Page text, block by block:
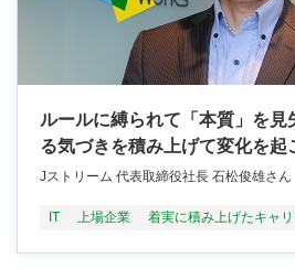
ルールに縛られて「本質」を見
る気づきを積み上げて変化を起
Jストリーム 代表取締役社長 石松俊雄さん
IT 上場企業 着実に積み上げたキャ